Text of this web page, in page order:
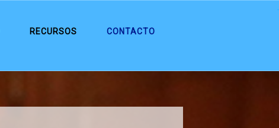
RECURSOS CONTACTO